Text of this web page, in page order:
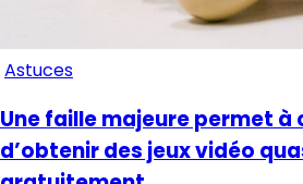
Astuces
Une faille majeure permet
d’obtenir des jeux vidéo